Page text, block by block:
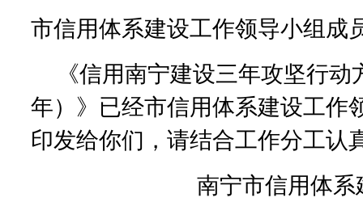
市信用体系建设工作领导小组成
《信用南宁建设三年攻坚行
年）》已经市信用体系建设工作
印发给你们，请结合工作分工认
南宁市信用体